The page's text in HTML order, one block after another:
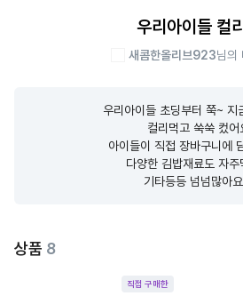
우리아이들 컬
새콤한올리브923님의
우리아이들 초딩부터 쭉~ 지
컬리먹고 쑥쑥 컸어
아이들이 직접 장바구니에
다양한 김밥재료도 자주
기타등등 넘넘많아
상품 8
직접 구매한